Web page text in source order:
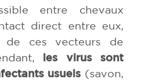
entre chevaux
direct entre eux,
de ces vecteurs de
les virus sont
usuels (savon,